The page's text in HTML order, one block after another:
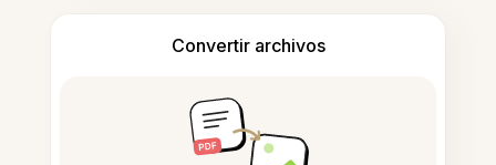
Convertir archivos